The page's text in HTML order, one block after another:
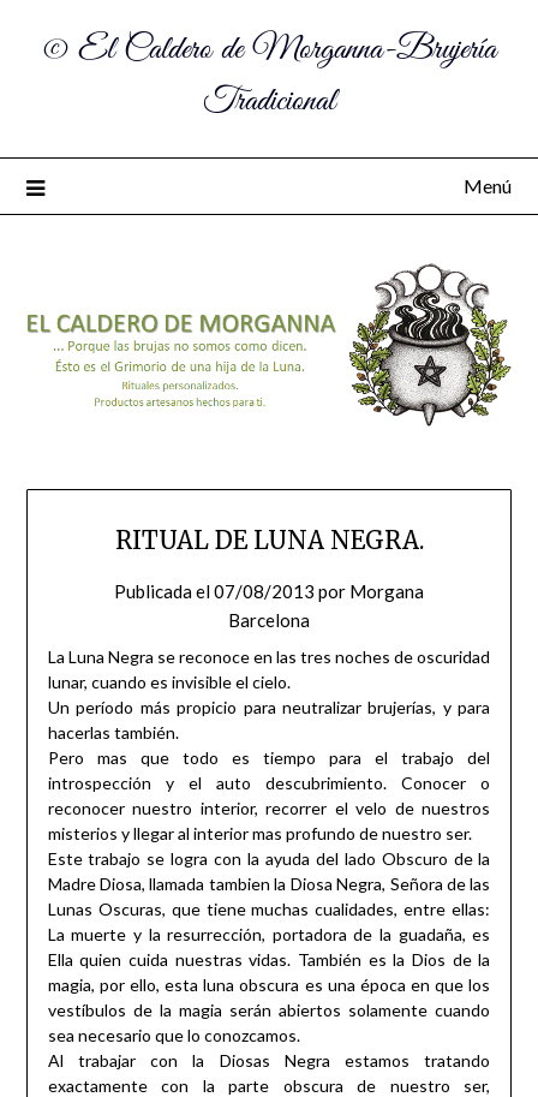
© El Caldero de Morganna-Brujería
Tradicional
Menú
RITUAL DE LUNA NEGRA.
Publicada el07/08/2013 por Morgana
Barcelona
La Luna Negra se reconoce en las tres noches de oscuridad
lunar, cuando es invisible el cielo.
Un período más propicio para neutralizar brujerías, y para
hacerlas también.
Pero mas que todo es tiempo para el trabajo del
introspección y el auto descubrimiento. Conocer o
reconocer nuestro interior, recorrer el velo de nuestros
misterios y llegar al interior mas profundo de nuestro ser.
Este trabajo se logra con la ayuda del lado Obscuro de la
Madre Diosa, llamada tambien la Diosa Negra, Señora de las
Lunas Oscuras, que tiene muchas cualidades, entre ellas:
La muerte y la resurrección, portadora de la guadaña, es
Ella quien cuida nuestras vidas. También es la Dios de la
magia, por ello, esta luna obscura es una época en que los
vestíbulos de la magia serán abiertos solamente cuando
sea necesario que lo conozcamos.
Al trabajar con la Diosas Negra estamos tratando
exactamente con la parte obscura de nuestro ser,